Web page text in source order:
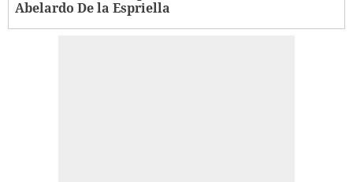
Abelardo De la Espriella